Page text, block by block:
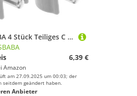
ROMISBABA 4 Stück Teiliges C Förmige Pin Lock Klammern für Gehstöcke und Krücken Wiederverwendbar Einfache Montage Kompatibel mit Vielfältigem Gehstock Zubehör für Senioren und Reparaturen
6,39 €
Amazon
am 27.09.2025 um 00:03; der
seitdem geändert haben.
Anbieter